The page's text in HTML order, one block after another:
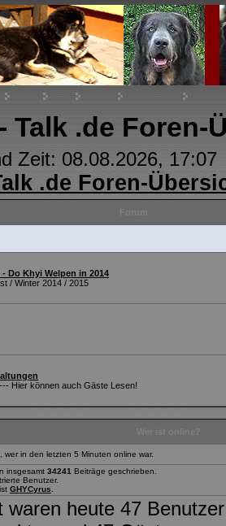
Talk .de Foren-
Zeit: 08.08.2026, 17:07
.de Foren-
- Do Khyi Welpen in 2014
/ Winter 2014 / 2015
Hier können auch Gäste Lesen!
wer in den letzten 5 Minuten online war.
insgesamt 34241 Beiträge geschrieben.
Benutzer.
GHYCyrus
waren heute 47